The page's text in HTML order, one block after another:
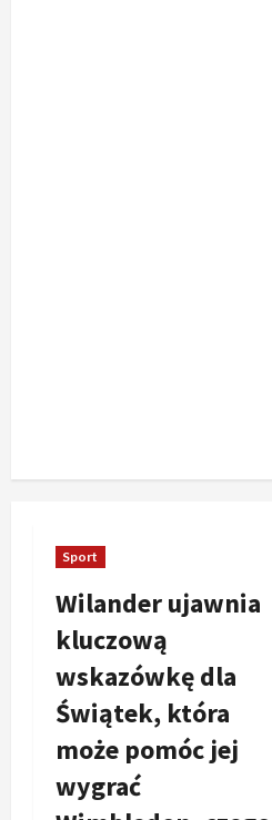
Sport
Wilander ujawnia
kluczową
wskazówkę dla
Świątek, która
może pomóc jej
wygrać